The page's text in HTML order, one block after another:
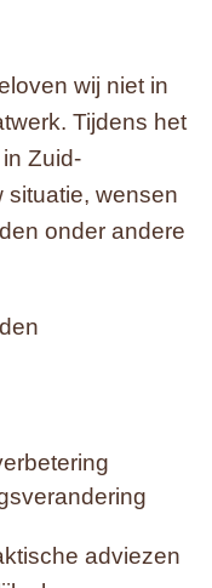
wij niet in
Tijdens het
Zuid-
situatie, wensen
onder andere
adviezen